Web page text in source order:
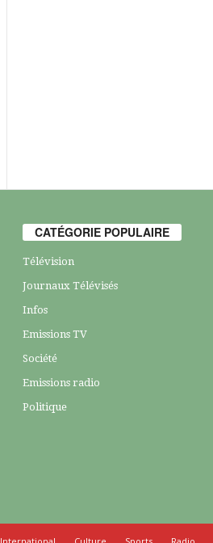
CATÉGORIE POPULAIRE
Télévision
Journaux Télévisés
Infos
Emissions TV
Société
Emissions radio
Politique